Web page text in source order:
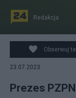
n/z: Fernando
Redakcja
Obserwuj
23.07.2023
Prezes